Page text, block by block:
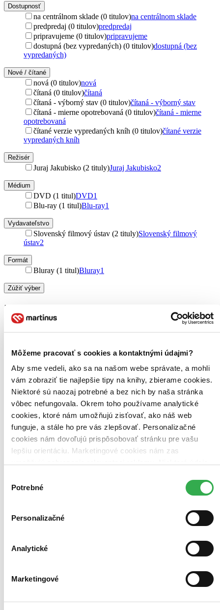
Môžeme pracovať s cookies a kontaktnými údajmi?
Aby sme vedeli, ako sa na našom webe správate, a mohli
vám zobraziť tie najlepšie tipy na knihy, zbierame cookies.
Niektoré sú naozaj potrebné a bez nich by naša stránka
vôbec nefungovala. Okrem toho používame analytické
cookies, ktoré nám umožňujú zisťovať, ako náš web
funguje, a stále ho pre vás zlepšovať. Personalizačné
cookies nám dovoľujú prispôsobovať stránku pre vašu
lepšiu orientáciu. Marketingové cookies nám zas
keby sme mohli používať všetky tieto cookies. Ďakujeme!
súhlasu
Potrebné
Personalizačné
Analytické
Marketingové
Dostupnosť
na centrálnom sklade (0 titulov)na centrálnom sklade
predpredaj (0 titulov)predpredaj
pripravujeme (0 titulov)pripravujeme
dostupná (bez vypredaných) (0 titulov)dostupná (bez
vypredaných)
Nové / čítané
nová (0 titulov)nová
čítaná (0 titulov)čítaná
čítaná - výborný stav (0 titulov)čítaná - výborný stav
čítaná - mierne opotrebovaná (0 titulov)čítaná - mierne
opotrebovaná
čítané verzie vypredaných kníh (0 titulov)čítané verzie
vypredaných kníh
Režisér
Juraj Jakubisko (2 tituly)Juraj Jakubisko2
Médium
DVD (1 titul)DVD1
Blu-ray (1 titul)Blu-ray1
Vydavateľstvo
Slovenský filmový ústav (2 tituly)Slovenský filmový
ústav2
Formát
Bluray (1 titul)Bluray1
Zúžiť výber
Zoradiť
Bestsellery
Top hodnotené
Novinky
Najdrahšie
Najlacnejšie
Najvyššia zľava
Použité filtre
Zrušiť filtre
Účinkuje Jana Stehnová-Čechová